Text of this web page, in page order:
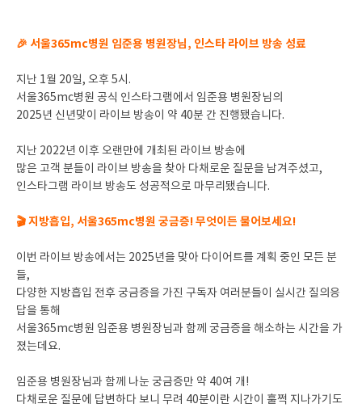
🎉 서울365mc병원 임준용 병원장님, 인스타 라이브 방송 성료
지난 1월 20일, 오후 5시.
서울365mc병원 공식 인스타그램에서 임준용 병원장님의
2025년 신년맞이 라이브 방송이 약 40분 간 진행됐습니다.
지난 2022년 이후 오랜만에 개최된 라이브 방송에
많은 고객 분들이 라이브 방송을 찾아 다채로운 질문을 남겨주셨고,
인스타그램 라이브 방송도 성공적으로 마무리됐습니다.
🎬 지방흡입, 서울365mc병원 궁금증! 무엇이든 물어보세요!
이번 라이브 방송에서는 2025년을 맞아 다이어트를 계획 중인 모든 분
들,
다양한 지방흡입 전후 궁금증을 가진 구독자 여러분들이 실시간 질의응
답을 통해
서울365mc병원 임준용 병원장님과 함께 궁금증을 해소하는 시간을 가
졌는데요.
임준용 병원장님과 함께 나눈 궁금증만 약 40여 개!
다채로운 질문에 답변하다 보니 무려 40분이란 시간이 훌쩍 지나가기도